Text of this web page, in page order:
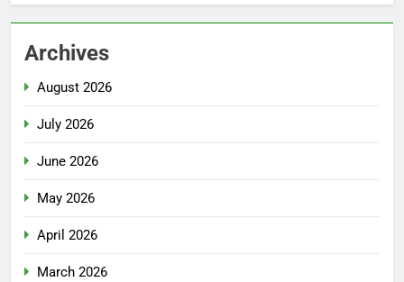
Archives
August 2026
July 2026
June 2026
May 2026
April 2026
March 2026